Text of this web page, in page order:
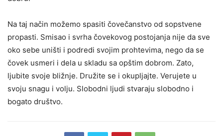
Na taj način možemo spasiti čovečanstvo od sopstvene
propasti. Smisao i svrha čovekovog postojanja nije da sve
oko sebe uništi i podredi svojim prohtevima, nego da se
čovek usmeri i dela u skladu sa opštim dobrom. Zato,
ljubite svoje bližnje. Družite se i okupljajte. Verujete u
svoju snagu i volju. Slobodni ljudi stvaraju slobodno i
bogato društvo.